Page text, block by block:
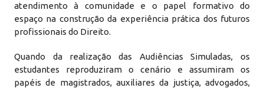
atendimento à comunidade e o papel formativo do
espaço na construção da experiência prática dos futuros
profissionais do Direito.
Quando da realização das Audiências Simuladas, os
estudantes reproduziram o cenário e assumiram os
papéis de magistrados, auxiliares da justiça, advogados,